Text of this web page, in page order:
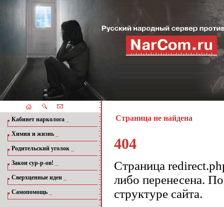
Кабинет нарколога
Химия и жизнь
Родительский уголок
Закон сур-р-ов!
Сверхценные идеи
Самопомощь
Страница не найдена
404
Страница
либо перенесена.
структуре сайта.